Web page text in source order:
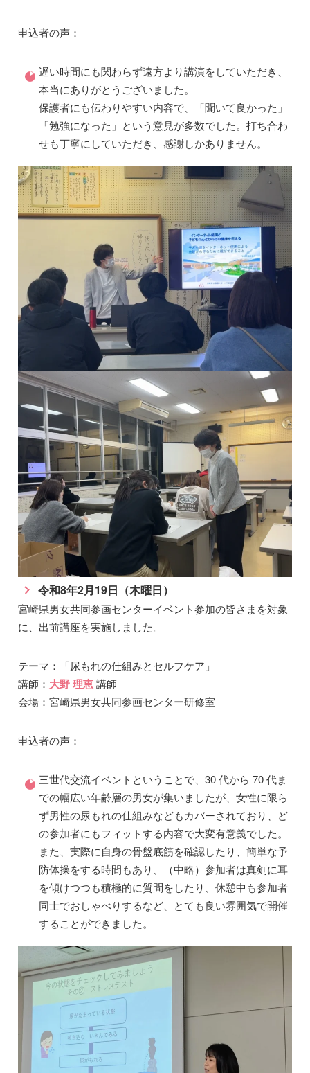
申込者の声：
遅い時間にも関わらず遠方より講演をしていただき、
本当にありがとうございました。
保護者にも伝わりやすい内容で、「聞いて良かった」
「勉強になった」という意見が多数でした。打ち合わ
せも丁寧にしていただき、感謝しかありません。
令和8年2月19日（木曜日）
宮崎県男女共同参画センターイベント参加の皆さまを対象
に、出前講座を実施しました。
テーマ：「尿もれの仕組みとセルフケア」
講師： 大野 理恵講師
会場：宮崎県男女共同参画センター研修室
申込者の声：
三世代交流イベントということで、30 代から 70 代ま
での幅広い年齢層の男女が集いましたが、女性に限ら
ず男性の尿もれの仕組みなどもカバーされており、ど
の参加者にもフィットする内容で大変有意義でした。
また、実際に自身の骨盤底筋を確認したり、簡単な予
防体操をする時間もあり、（中略）参加者は真剣に耳
を傾けつつも積極的に質問をしたり、休憩中も参加者
同士でおしゃべりするなど、とても良い雰囲気で開催
することができました。